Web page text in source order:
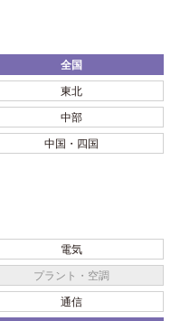
全国
東北
中部
中国・四国
電気
プラント・空調
通信